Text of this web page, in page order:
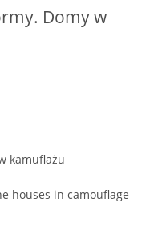
Domy w
kamuflażu
houses in camouflage